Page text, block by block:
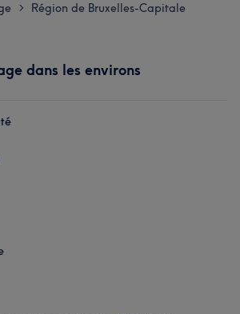
> Région de Bruxelles-Capitale
dans les environs